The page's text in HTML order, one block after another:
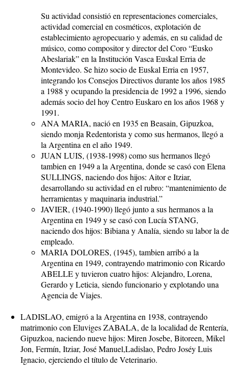
Su actividad consistió en representaciones comerciales,
actividad comercial en cosméticos, explotación de
establecimiento agropecuario y además, en su calidad de
músico, como compositor y director del Coro “Eusko
Abeslariak” en la Institución Vasca Euskal Erria de
Montevideo. Se hizo socio de Euskal Erria en 1957,
integrando los Consejos Directivos durante los años 1985
a 1988 y ocupando la presidencia de 1992 a 1996, siendo
además socio del hoy Centro Euskaro en los años 1968 y
1991.
ANA MARIA, nació en 1935 en Beasain, Gipuzkoa,
siendo monja Redentorista y como sus hermanos, llegó a
la Argentina en el año 1949.
JUAN LUIS, (1938-1998) como sus hermanos llegó
tambien en 1949 a la Argentina, donde se casó con Elena
SULLINGS, naciendo dos hijos: Aitor e Itziar,
desarrollando su actividad en el rubro: “mantenimiento de
herramientas y maquinaria industrial.”
JAVIER, (1940-1990) llegó junto a sus hermanos a la
Argentina en 1949 y se casó con Lucía STANG,
naciendo dos hijos: Bibiana y Analía, siendo su labor la de
empleado.
MARIA DOLORES, (1945), tambien arribó a la
Argentina en 1949, contrayendo matrimonio con Ricardo
ABELLE y tuvieron cuatro hijos: Alejandro, Lorena,
Gerardo y Leticia, siendo funcionario y explotando una
Agencia de Viajes.
LADISLAO, emigró a la Argentina en 1938, contrayendo
matrimonio con Eluviges ZABALA, de la localidad de Rentería,
Gipuzkoa, naciendo nueve hijos: Miren Josebe, Bitoreen, Mikel
Jon, Fermín, Itziar, José Manuel,Ladislao, Pedro Joséy Luis
Ignacio, ejerciendo el título de Veterinario.